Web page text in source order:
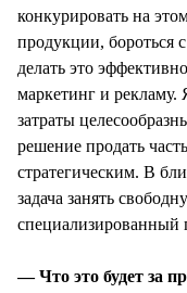
конкурировать на
продукции, бороться
делать это
маркетинг и
затраты
решение продать
стратегическим. В
задача занять
специализированный
— Что это будет за